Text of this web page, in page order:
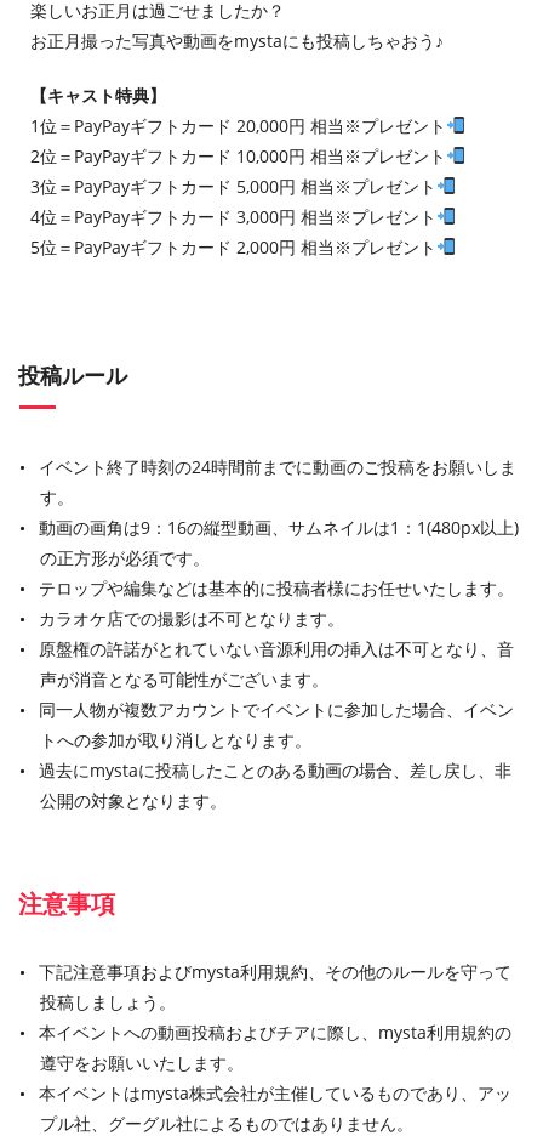
楽しいお正月は過ごせましたか？
お正月撮った写真や動画をmystaにも投稿しちゃおう♪
【キャスト特典】
1位＝PayPayギフトカード 20,000円 相当※プレゼント
2位＝PayPayギフトカード 10,000円 相当※プレゼント
3位＝PayPayギフトカード 5,000円 相当※プレゼント
4位＝PayPayギフトカード 3,000円 相当※プレゼント
5位＝PayPayギフトカード 2,000円 相当※プレゼント
投稿ルール
イベント終了時刻の24時間前までに動画のご投稿をお願いしま
す。
動画の画角は9：16の縦型動画、サムネイルは1：1(480px以上)
の正方形が必須です。
テロップや編集などは基本的に投稿者様にお任せいたします。
カラオケ店での撮影は不可となります。
原盤権の許諾がとれていない音源利用の挿入は不可となり、音
声が消音となる可能性がございます。
同一人物が複数アカウントでイベントに参加した場合、イベン
トへの参加が取り消しとなります。
過去にmystaに投稿したことのある動画の場合、差し戻し、非
公開の対象となります。
注意事項
下記注意事項およびmysta利用規約、その他のルールを守って
投稿しましょう。
本イベントへの動画投稿およびチアに際し、mysta利用規約の
遵守をお願いいたします。
本イベントはmysta株式会社が主催しているものであり、アッ
プル社、グーグル社によるものではありません。